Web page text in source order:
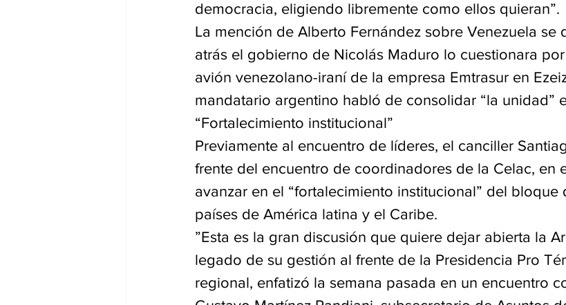
democracia, eligiendo libremente como ellos quieran”.
La mención de Alberto Fernández sobre Venezuela se
atrás el gobierno de Nicolás Maduro lo cuestionara
avión venezolano-iraní de la empresa Emtrasur en
mandatario argentino habló de consolidar “la unidad”
“Fortalecimiento institucional”
Previamente al encuentro de líderes, el canciller
frente del encuentro de coordinadores de la Celac, en
avanzar en el “fortalecimiento institucional” del bloque
países de América latina y el Caribe.
”Esta es la gran discusión que quiere dejar abierta la
legado de su gestión al frente de la Presidencia Pro
regional, enfatizó la semana pasada en un encuentro